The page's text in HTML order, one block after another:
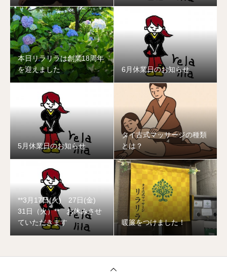
本日リラリラは創業18周年
を迎えました
6月休業日のお知らせ
5月休業日のお知らせ
タイ古式マッサージの種類
とは？
**3月17日(火) 27日(金)
31日（火）** お休みさせ
ていただきます
暖簾をつけました！